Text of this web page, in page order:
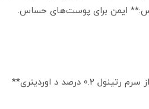
ایمن برای پوست‌های حساس.
درصد د اوردینری**